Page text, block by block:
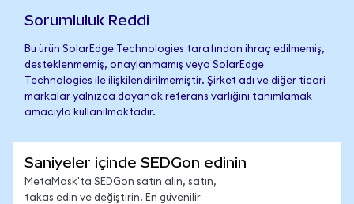
Sorumluluk Reddi
Bu ürün SolarEdge Technologies tarafından ihraç edilmemiş,
desteklenmemiş, onaylanmamış veya SolarEdge
Technologies ile ilişkilendirilmemiştir. Şirket adı ve diğer ticari
markalar yalnızca dayanak referans varlığını tanımlamak
amacıyla kullanılmaktadır.
Saniyeler içinde SEDGon edinin
MetaMask'ta SEDGon satın alın, satın,
takas edin ve değiştirin. En güvenilir